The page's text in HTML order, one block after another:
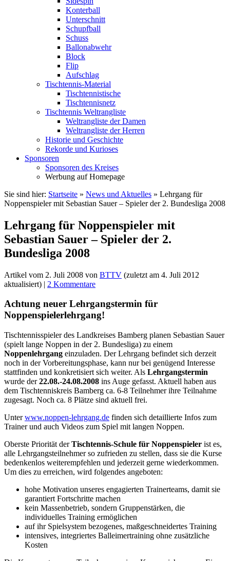
Konterball
Unterschnitt
Schupfball
Schuss
Ballonabwehr
Block
Flip
Aufschlag
Tischtennis-Material
Tischtennistische
Tischtennisnetz
Tischtennis Weltrangliste
Weltrangliste der Damen
Weltrangliste der Herren
Historie und Geschichte
Rekorde und Kurioses
Sponsoren
Sponsoren des Kreises
Werbung auf Homepage
Sie sind hier: Startseite » News und Aktuelles » Lehrgang für
Noppenspieler mit Sebastian Sauer – Spieler der 2. Bundesliga 2008
Lehrgang für Noppenspieler mit
Sebastian Sauer – Spieler der 2.
Bundesliga 2008
Artikel vom 2. Juli 2008 von BTTV (zuletzt am 4. Juli 2012
aktualisiert) | 2 Kommentare
Achtung neuer Lehrgangstermin für
Noppenspielerlehrgang!
Tischtennisspieler des Landkreises Bamberg planen Sebastian Sauer
(spielt lange Noppen in der 2. Bundesliga) zu einem
Noppenlehrgang einzuladen. Der Lehrgang befindet sich derzeit
noch in der Vorbereitungsphase, kann nur bei genügend Interesse
stattfinden und konkretisiert sich weiter. Als Lehrgangstermin
wurde der22.08.-24.08.2008 ins Auge gefasst. Aktuell haben aus
dem Tischtenniskreis Bamberg ca. 6-8 Teilnehmer ihre Teilnahme
zugesagt. Noch ca. 8 Plätze sind aktuell frei.
Unterwww.noppen-lehrgang.de finden sich detaillierte Infos zum
Trainer und auch Videos zum Spiel mit langen Noppen.
Oberste Priorität derTischtennis-Schule für Noppenspieler ist es,
alle Lehrgangsteilnehmer so zufrieden zu stellen, dass sie die Kurse
bedenkenlos weiterempfehlen und jederzeit gerne wiederkommen.
Um dies zu erreichen, wird folgendes angeboten:
hohe Motivation unseres engagierten Trainerteams, damit sie
garantiert Fortschritte machen
kein Massenbetrieb, sondern Gruppenstärken, die
individuelles Training ermöglichen
auf ihr Spielsystem bezogenes, maßgeschneidertes Training
intensives, integriertes Balleimertraining ohne zusätzliche
Kosten